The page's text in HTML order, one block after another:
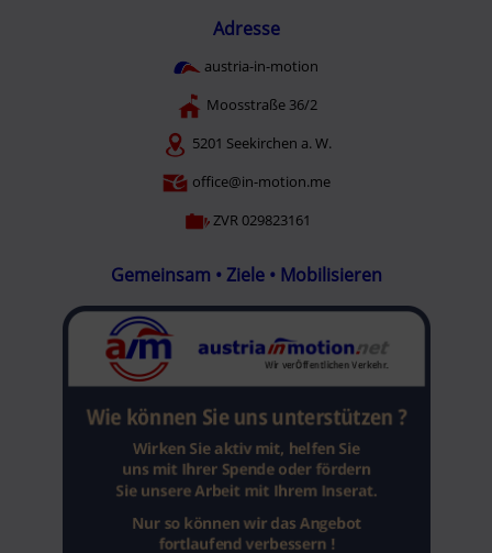
Adresse
austria-in-motion
Moosstraße 36/2
5201 Seekirchen a. W.
office@in-motion.me
ZVR 029823161
Gemeinsam • Ziele • Mobilisieren